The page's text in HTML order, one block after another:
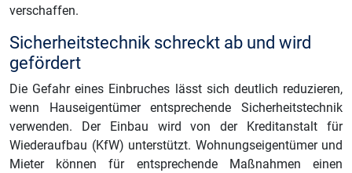
verschaffen.
Sicherheitstechnik schreckt ab und wird
gefördert
Die Gefahr eines Einbruches lässt sich deutlich reduzieren,
wenn Hauseigentümer entsprechende Sicherheitstechnik
verwenden. Der Einbau wird von der Kreditanstalt für
Wiederaufbau (KfW) unterstützt. Wohnungseigentümer und
Mieter können für entsprechende Maßnahmen einen